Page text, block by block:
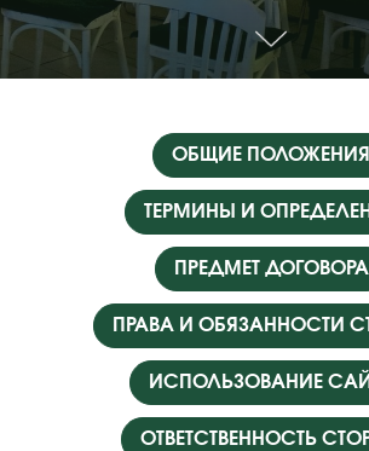
ОБЩИЕ ПОЛОЖЕНИЯ
ТЕРМИНЫ И
ПРЕДМЕТ ДОГОВОРА
ПРАВА И ОБЯЗАННОСТИ
ИСПОЛЬЗОВАНИЕ
ОТВЕТСТВЕННОСТЬ